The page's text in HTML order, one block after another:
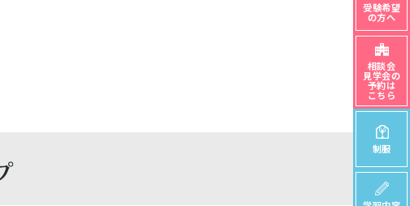
受験希望
の方へ
相談会
見学会の
予約は
こちら
制服